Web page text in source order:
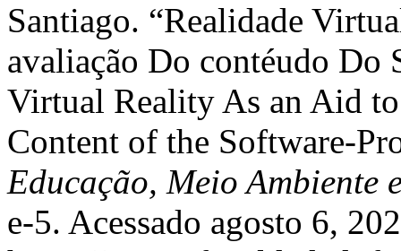
Santiago. “Realidade
avaliação Do contéudo
Virtual Reality As an Aid
Content of the Software-
Educação, Meio Ambiente
e-5. Acessado agosto 6,